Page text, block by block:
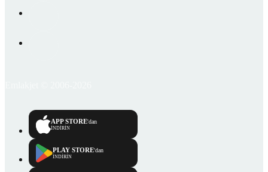
APP STORE'dan
İNDİRİN
PLAY STORE'dan
İNDİRİN